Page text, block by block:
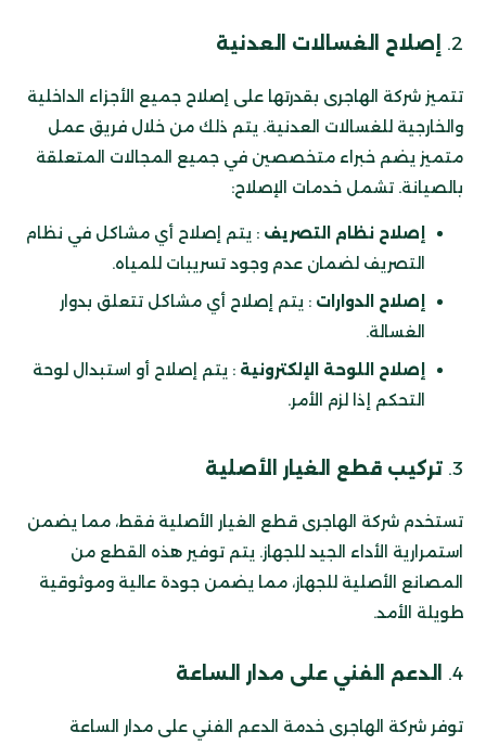
2. إصلاح الغسالات العدنية
تتميز شركة الهاجرى بقدرتها على إصلاح جميع الأجزاء الداخلية
والخارجية للغسالات العدنية. يتم ذلك من خلال فريق عمل
متميز يضم خبراء متخصصين في جميع المجالات المتعلقة
بالصيانة. تشمل خدمات الإصلاح:
إصلاح نظام التصريف : يتم إصلاح أي مشاكل في نظام
التصريف لضمان عدم وجود تسريبات للمياه.
إصلاح الدوارات : يتم إصلاح أي مشاكل تتعلق بدوار
الغسالة.
إصلاح اللوحة الإلكترونية : يتم إصلاح أو استبدال لوحة
التحكم إذا لزم الأمر.
3. تركيب قطع الغيار الأصلية
تستخدم شركة الهاجرى قطع الغيار الأصلية فقط، مما يضمن
استمرارية الأداء الجيد للجهاز. يتم توفير هذه القطع من
المصانع الأصلية للجهاز، مما يضمن جودة عالية وموثوقية
طويلة الأمد.
4. الدعم الفني على مدار الساعة
توفر شركة الهاجرى خدمة الدعم الفني على مدار الساعة